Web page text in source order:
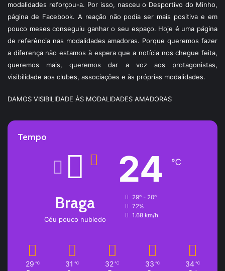
modalidades reforçou-a. Por isso, nasceu o Desportivo do Minho,
página de Facebook. A reação não podia ser mais positiva e em
pouco meses conseguiu ganhar o seu espaço. Hoje é uma página
de referência nas modalidades amadoras. Porque queremos fazer
a diferença não estamos à espera que a notícia nos chegue feita,
queremos mais, queremos dar a voz aos protagonistas,
visibilidade aos clubes, associações e às próprias modalidades.
DAMOS VISIBILIDADE ÀS MODALIDADES AMADORAS
Tempo
Braga
Céu pouco nubledo
24 ℃
29º - 20º
72%
1.68 km/h
29 ℃ 31 ℃ 32 ℃ 33 ℃ 34 ℃